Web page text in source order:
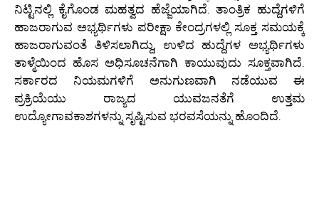
ನಿಟ್ಟಿನಲ್ಲಿ ಕೈಗೊಂಡ ಮಹತ್ವದ ಹೆಜ್ಜೆಯಾಗಿದೆ. ತಾಂತ್ರಿಕ ಹುದ್ದೆಗಳಿಗೆ
ಹಾಜರಾಗುವ ಅಭ್ಯರ್ಥಿಗಳು ಪರೀಕ್ಷಾ ಕೇಂದ್ರಗಳಲ್ಲಿ ಸೂಕ್ತ ಸಮಯಕ್ಕೆ
ಹಾಜರಾಗುವಂತೆ ತಿಳಿಸಲಾಗಿದ್ದು, ಉಳಿದ ಹುದ್ದೆಗಳ ಅಭ್ಯರ್ಥಿಗಳು
ತಾಳ್ಮೆಯಿಂದ ಹೊಸ ಅಧಿಸೂಚನೆಗಾಗಿ ಕಾಯುವುದು ಸೂಕ್ತವಾಗಿದೆ.
ಸರ್ಕಾರದ ನಿಯಮಗಳಿಗೆ ಅನುಗುಣವಾಗಿ ನಡೆಯುವ ಈ
ಪ್ರಕ್ರಿಯೆಯು ರಾಜ್ಯದ ಯುವಜನತೆಗೆ ಉತ್ತಮ
ಉದ್ಯೋಗಾವಕಾಶಗಳನ್ನು ಸೃಷ್ಟಿಸುವ ಭರವಸೆಯನ್ನು ಹೊಂದಿದೆ.